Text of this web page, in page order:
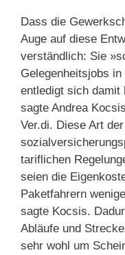
Dass die
Auge auf diese
verständlich: Sie
Gelegenheitsjobs
entledigt sich damit
sagte Andrea
Ver.di. Diese Art
tariflichen
seien die
Paketfahrern
sagte Kocsis.
Abläufe und
sehr wohl um